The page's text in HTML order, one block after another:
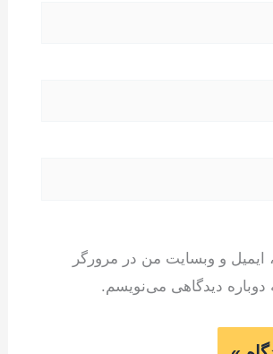
ایمیل و وبسایت من در مرورگر
دوباره دیدگاهی می‌نویسم.